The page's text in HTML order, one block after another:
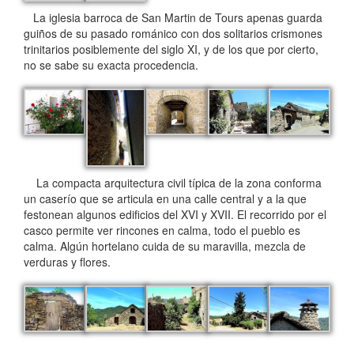
La iglesia barroca de San Martin de Tours apenas guarda
guiños de su pasado románico con dos solitarios crismones
trinitarios posiblemente del siglo XI, y de los que por cierto,
no se sabe su exacta procedencia.
La compacta arquitectura civil típica de la zona conforma
un caserío que se articula en una calle central y a la que
festonean algunos edificios del XVI y XVII. El recorrido por el
casco permite ver rincones en calma, todo el pueblo es
calma. Algún hortelano cuida de su maravilla, mezcla de
verduras y flores.